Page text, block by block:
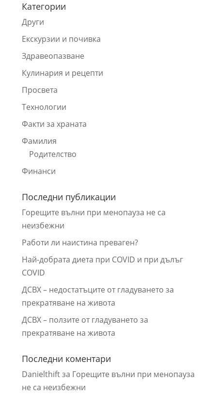
Категории
Други
Екскурзии и почивка
Здравеопазване
Кулинария и рецепти
Просвета
Технологии
Факти за храната
Фамилия
Родителство
Финанси
Последни публикации
Горещите вълни при менопауза не са
неизбежни
Работи ли наистина преваген?
Най-добрата диета при COVID и при дълъг
COVID
ДСВХ – недостатъците от гладуването за
прекратяване на живота
ДСВХ – ползите от гладуването за
прекратяване на живота
Последни коментари
Danielthiftза Горещите вълни при менопауза
не са неизбежни